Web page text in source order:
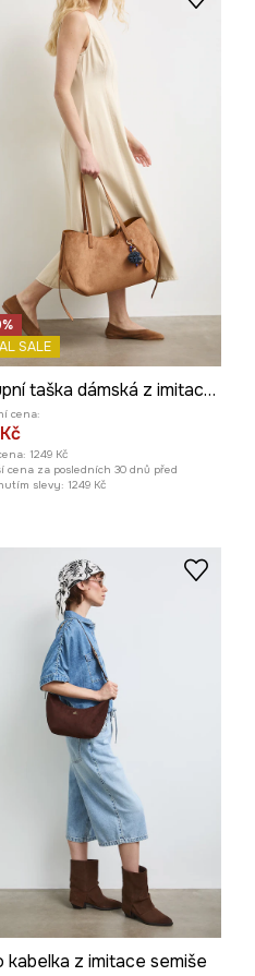
SALE
Nákupní taška dámská z imitace semiše
cena:
1249 Kč
cena za posledních 30 dnů před
slevy: 1249 Kč
kabelka z imitace semiše